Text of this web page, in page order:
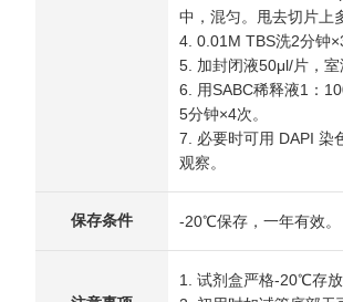
中，混匀。甩去切片上
4. 0.01M TBS洗2分钟
5. 加封闭液50μl/片，室
6. 用SABC稀释液1：
5分钟×4次。
7. 必要时可用 DAPI 染
观察。
保存条件 -20℃保存，一年有效。
1. 试剂盒严格-20℃存放